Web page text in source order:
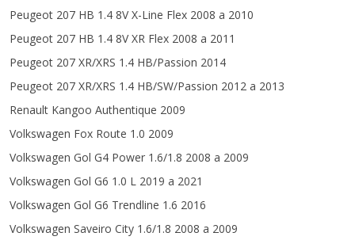
Peugeot 207 HB 1.4 8V X-Line Flex 2008 a 2010
Peugeot 207 HB 1.4 8V XR Flex 2008 a 2011
Peugeot 207 XR/XRS 1.4 HB/Passion 2014
Peugeot 207 XR/XRS 1.4 HB/SW/Passion 2012 a 2013
Renault Kangoo Authentique 2009
Volkswagen Fox Route 1.0 2009
Volkswagen Gol G4 Power 1.6/1.8 2008 a 2009
Volkswagen Gol G6 1.0 L 2019 a 2021
Volkswagen Gol G6 Trendline 1.6 2016
Volkswagen Saveiro City 1.6/1.8 2008 a 2009